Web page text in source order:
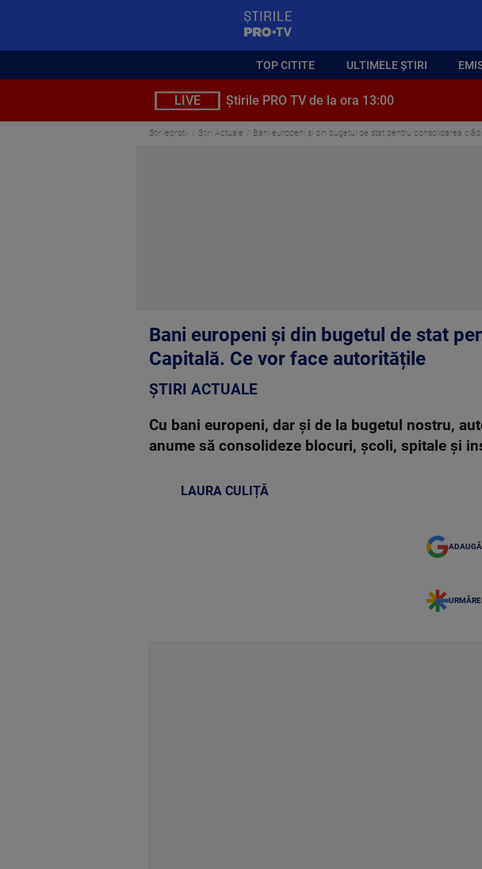
TOP CITITE ULTIMELE ȘTIRI
LIVE Știrile PRO TV de la ora 13:00
Stirileprotv Știri Actuale Bani europeni și din bugetul de stat pentru consolidarea
Bani europeni și din bugetul de stat
Capitală. Ce vor face autoritățile
ȘTIRI ACTUALE
Cu bani europeni, dar şi de la bugetul nostru,
anume să consolideze blocuri, şcoli, spitale şi
LAURA CULIȚĂ
ADAUGĂ